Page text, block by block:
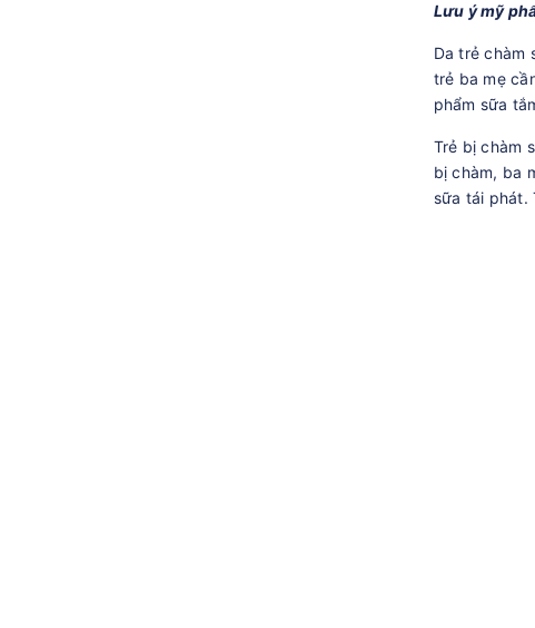
Lưu ý mỹ
Da trẻ chàm
trẻ ba mẹ
phẩm sữa
Trẻ bị chàm
bị chàm, ba
sữa tái phát.